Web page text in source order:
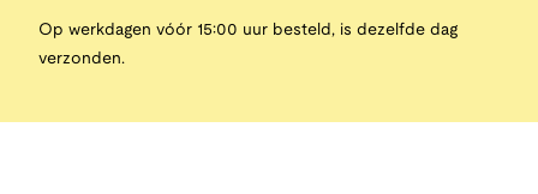
Op werkdagen vóór 15:00 uur besteld, is dezelfde dag
verzonden.